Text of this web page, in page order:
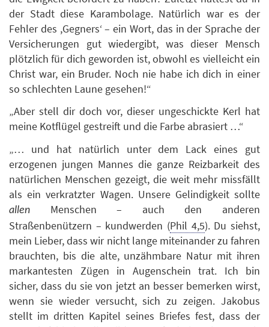
der Stadt diese Karambolage. Natürlich war es der
Fehler des ,Gegners‘ – ein Wort, das in der Sprache der
Versicherungen gut wiedergibt, was dieser Mensch
plötzlich für dich geworden ist, obwohl es vielleicht ein
Christ war, ein Bruder. Noch nie habe ich dich in einer
so schlechten Laune gesehen!“
„Aber stell dir doch vor, dieser ungeschickte Kerl hat
meine Kotflügel gestreift und die Farbe abrasiert …“
„… und hat natürlich unter dem Lack eines gut
erzogenen jungen Mannes die ganze Reizbarkeit des
natürlichen Menschen gezeigt, die weit mehr missfällt
als ein verkratzter Wagen. Unsere Gelindigkeit sollte
allen
Menschen – auch den anderen
Straßenbenützern – kundwerden (Phil 4,5). Du siehst,
mein Lieber, dass wir nicht lange miteinander zu fahren
brauchten, bis die alte, unzähmbare Natur mit ihren
markantesten Zügen in Augenschein trat. Ich bin
sicher, dass du sie von jetzt an besser bemerken wirst,
wenn sie wieder versucht, sich zu zeigen. Jakobus
stellt im dritten Kapitel seines Briefes fest, dass der